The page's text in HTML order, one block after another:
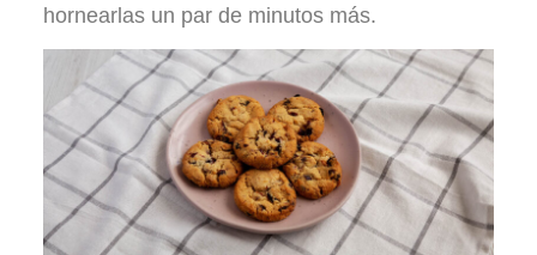
hornearlas un par de minutos más.